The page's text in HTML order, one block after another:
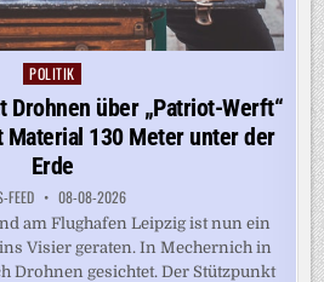
Posted
in
POLITIK
Drohnen über „Patriot-Werft“
Material 130 Meter unter der
Erde
FEED 08-08-2026
am Flughafen Leipzig ist nun ein
Visier geraten. In Mechernich in
Drohnen gesichtet. Der Stützpunkt